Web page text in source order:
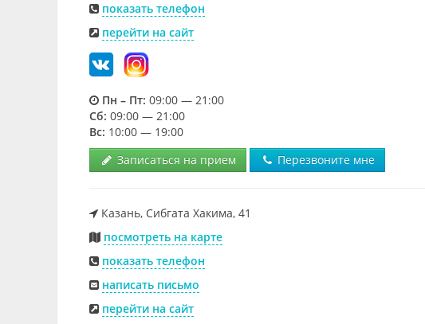
показать телефон
перейти на сайт
Пн – Пт: 09:00 — 21:00
Cб: 09:00 — 21:00
Вс: 10:00 — 19:00
Записаться на прием
Перезвоните мне
Казань, Сибгата Хакима, 41
посмотреть на карте
показать телефон
написать письмо
перейти на сайт